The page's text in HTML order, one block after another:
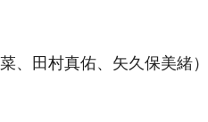
、田村真佑、矢久保美緒）